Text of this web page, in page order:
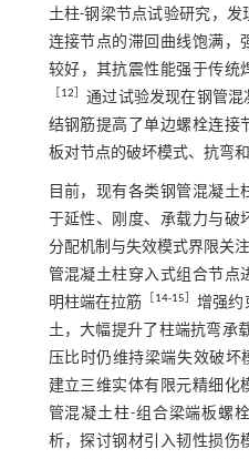
土柱-钢梁节点试验研究，
连接节点的滞回曲线饱满，
较好，其抗震性能强于传统
12 ］通过试验发现在钢管
结钢筋提高了单边螺栓连接
板对节点的破坏模式、抗弯
目前，现有各类钢管混凝土
于延性、刚度、承载力与破
分配机制与失效模式界限关
管混凝土柱穿入式组合节点
明柱端在拉筋
14-15 ］增强约
土，大幅提升了柱端抗弯承
压比时仍维持梁端失效破坏
建立三维实体有限元精细化
管混凝土柱-组合梁端板螺
析，探讨钢材引入韧性损伤